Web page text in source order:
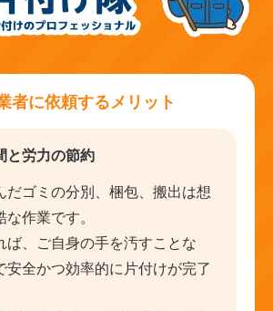
者に依頼するメリット
と労力の節約
だゴミの分別、梱包、搬出は想
作業です。
ば、ご自身の手を汚すことな
安全かつ効率的に片付けが完了